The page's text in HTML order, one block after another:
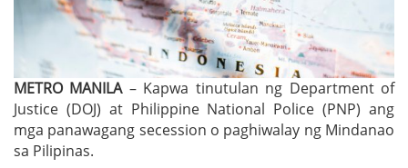
METRO MANILA– Kapwa tinutulan ng Department of
Justice (DOJ) at Philippine National Police (PNP) ang
mga panawagang secession o paghiwalay ng Mindanao
sa Pilipinas.